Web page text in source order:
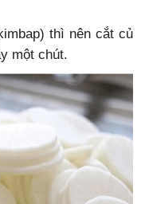
thì nên cắt củ
một chút.